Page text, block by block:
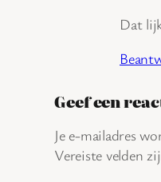
Dat
Geef een
Je e-mailadres
Vereiste velden